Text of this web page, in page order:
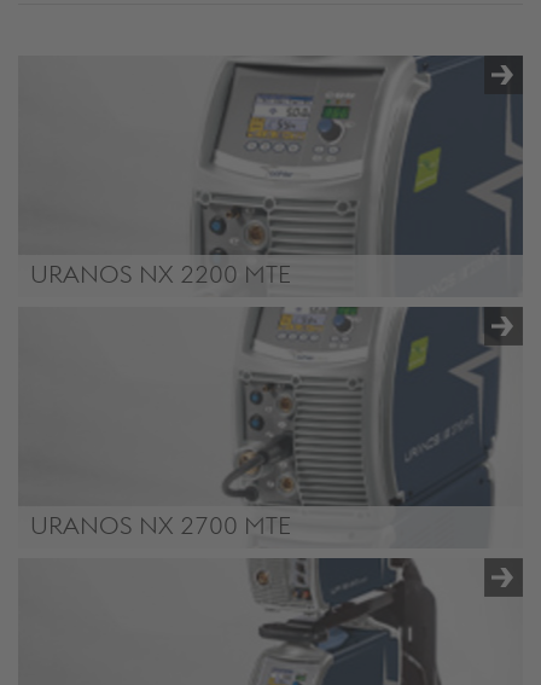
URANOS NX 2200 MTE
URANOS NX 2700 MTE